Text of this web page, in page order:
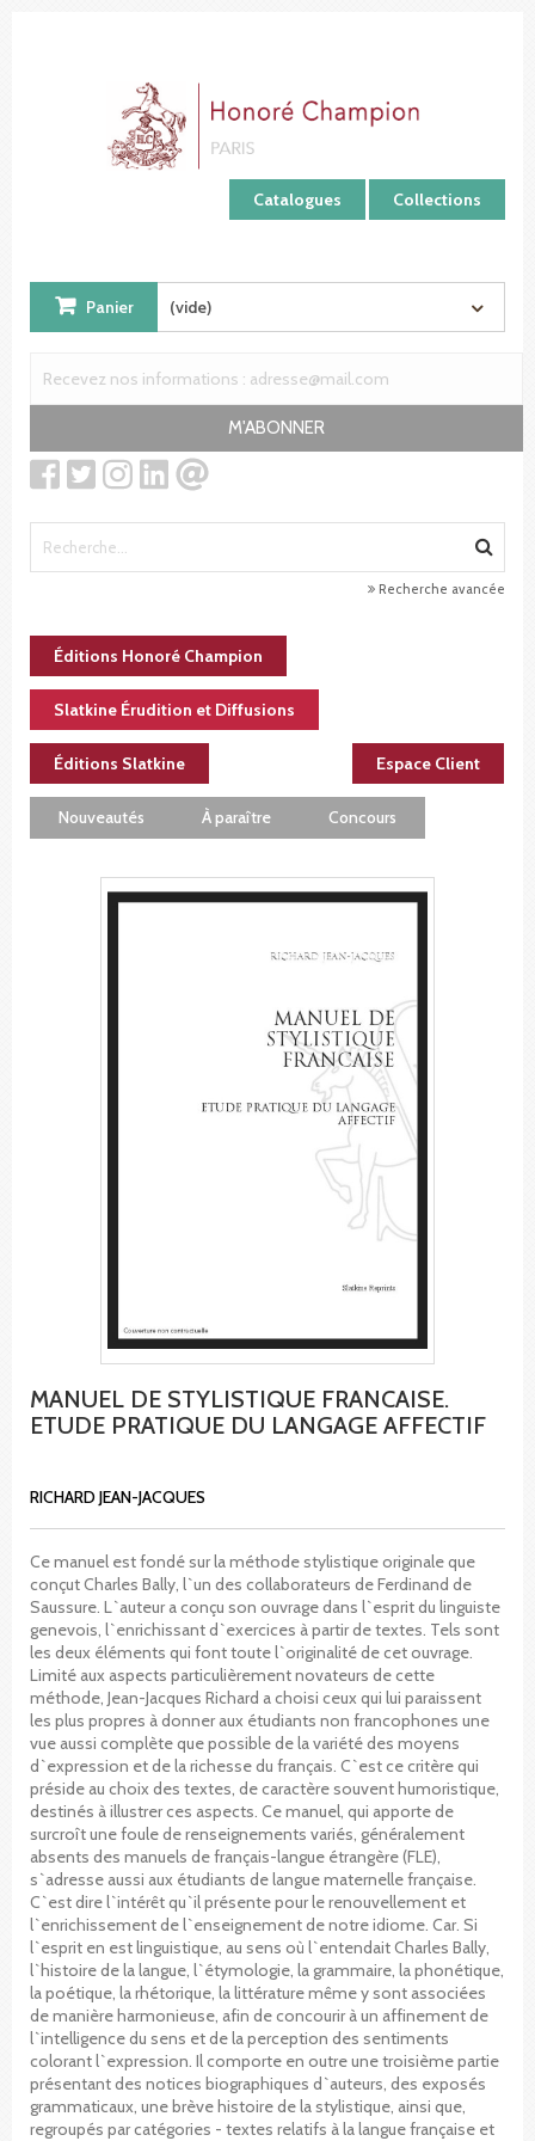
Catalogues Collections
Panier (vide)
M'ABONNER
Recherche avancée
Éditions Honoré Champion
Slatkine Érudition et Diffusions
Éditions Slatkine Espace Client
Nouveautés À paraître Concours
MANUEL DE STYLISTIQUE FRANCAISE.
ETUDE PRATIQUE DU LANGAGE AFFECTIF
RICHARD JEAN-JACQUES
Ce manuel est fondé sur la méthode stylistique originale que
conçut Charles Bally, l`un des collaborateurs de Ferdinand de
Saussure. L`auteur a conçu son ouvrage dans l`esprit du linguiste
genevois, l`enrichissant d`exercices à partir de textes. Tels sont
les deux éléments qui font toute l`originalité de cet ouvrage.
Limité aux aspects particulièrement novateurs de cette
méthode, Jean-Jacques Richard a choisi ceux qui lui paraissent
les plus propres à donner aux étudiants non francophones une
vue aussi complète que possible de la variété des moyens
d`expression et de la richesse du français. C`est ce critère qui
préside au choix des textes, de caractère souvent humoristique,
destinés à illustrer ces aspects. Ce manuel, qui apporte de
surcroît une foule de renseignements variés, généralement
absents des manuels de français-langue étrangère (FLE),
s`adresse aussi aux étudiants de langue maternelle française.
C`est dire l`intérêt qu`il présente pour le renouvellement et
l`enrichissement de l`enseignement de notre idiome. Car. Si
l`esprit en est linguistique, au sens où l`entendait Charles Bally,
l`histoire de la langue, l`étymologie, la grammaire, la phonétique,
la poétique, la rhétorique, la littérature même y sont associées
de manière harmonieuse, afin de concourir à un affinement de
l`intelligence du sens et de la perception des sentiments
colorant l`expression. Il comporte en outre une troisième partie
présentant des notices biographiques d`auteurs, des exposés
grammaticaux, une brève histoire de la stylistique, ainsi que,
regroupés par catégories - textes relatifs à la langue française et